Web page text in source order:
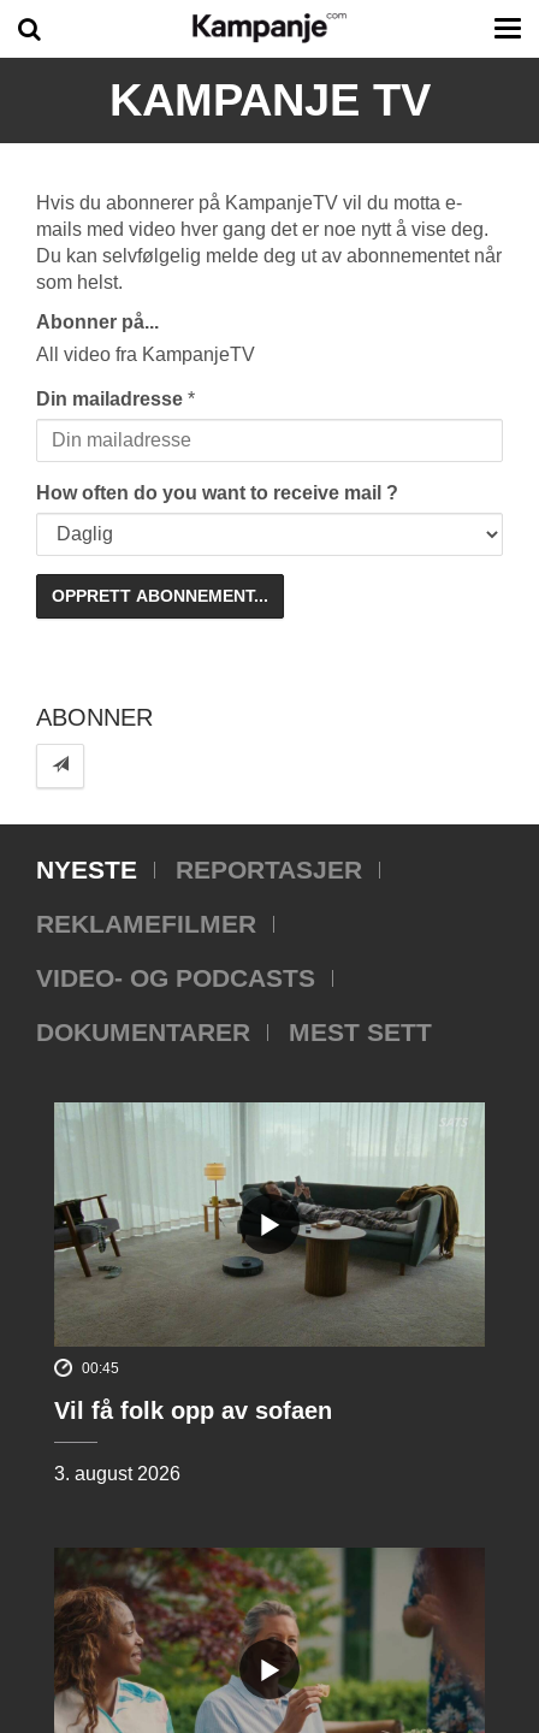
KAMPANJE TV
Hvis du abonnerer på KampanjeTV vil du motta e-
mails med video hver gang det er noe nytt å vise deg.
Du kan selvfølgelig melde deg ut av abonnementet når
som helst.
Abonner på...
All video fra KampanjeTV
Din mailadresse *
How often do you want to receive mail ?
ABONNER
NYESTE
REPORTASJER
REKLAMEFILMER
VIDEO- OG PODCASTS
DOKUMENTARER
MEST SETT
00:45
Vil få folk opp av sofaen
3. august 2026